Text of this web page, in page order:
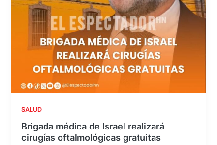
SALUD
Brigada médica de Israel realizará
cirugías oftalmológicas gratuitas